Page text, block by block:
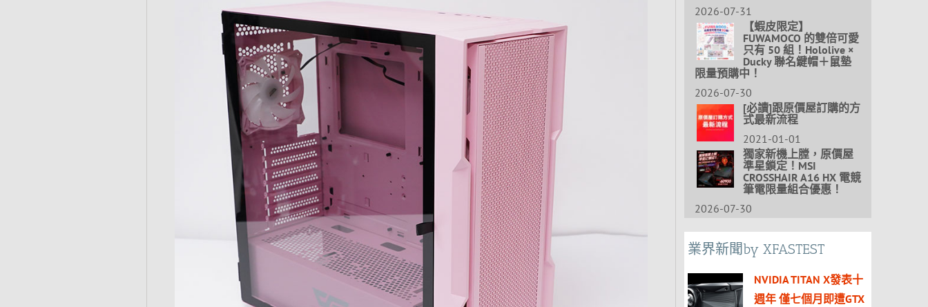
2026-07-31
【蝦皮限定】
FUWAMOCO 的雙倍可愛
只有 50 組！Hololive ×
Ducky 聯名鍵帽＋鼠墊
限量預購中！
2026-07-30
[必讀]跟原價屋訂購的方
式最新流程
2021-01-01
獨家新機上膛，原價屋
準星鎖定！MSI
CROSSHAIR A16 HX 電競
筆電限量組合優惠！
2026-07-30
業界新聞by XFASTEST
NVIDIA TITAN X發表十
週年 僅七個月即遭GTX